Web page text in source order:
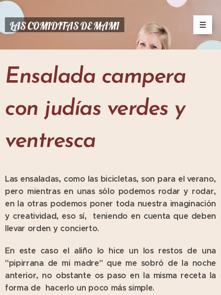
LAS COMIDITAS DE MAMI
Ensalada campera
con judías verdes y
ventresca
Las ensaladas, como las bicicletas, son para el verano,
pero mientras en unas sólo podemos rodar y rodar,
en la otras podemos poner toda nuestra imaginación
y creatividad, eso sí, teniendo en cuenta que deben
llevar orden y concierto.
En este caso el aliño lo hice un los restos de una
"pipirrana de mi madre" que me sobró de la noche
anterior, no obstante os paso en la misma receta la
forma de hacerlo un poco más simple.